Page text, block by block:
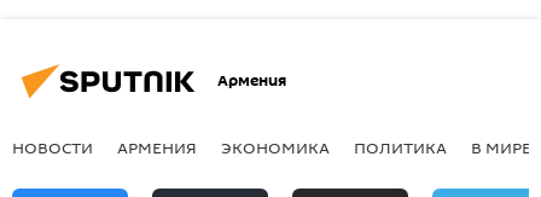
Армения
НОВОСТИ АРМЕНИЯ ЭКОНОМИКА ПОЛИТИКА В МИРЕ